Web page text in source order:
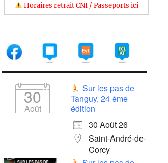
Horaires retrait CNI / Passeports ici
30
Août
Sur les pas de
Tanguy, 24 ème
édition
30 Août 26
Saint-André-de-
Corcy